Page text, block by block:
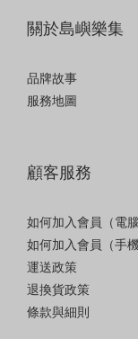
關於島嶼樂集
品牌故事
服務地圖
顧客服務
如何加入會員（電腦
如何加入會員（手機
運送政策
退換貨政策
條款與細則